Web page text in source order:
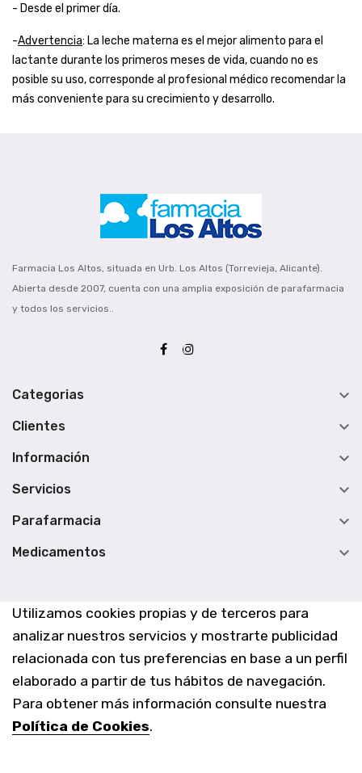
Utilizamos cookies propias y de terceros para
analizar nuestros servicios y mostrarte publicidad
relacionada con tus preferencias en base a un perfil
elaborado a partir de tus hábitos de navegación.
Para obtener más información consulte nuestra
Política de Cookies.
- Desde el primer día.
-Advertencia: La leche materna es el mejor alimento para el
lactante durante los primeros meses de vida, cuando no es
posible su uso, corresponde al profesional médico recomendar la
más conveniente para su crecimiento y desarrollo.
Farmacia Los Altos, situada en Urb. Los Altos (Torrevieja, Alicante).
Abierta desde 2007, cuenta con una amplia exposición de parafarmacia
y todos los servicios..
Categorias 
Clientes 
Información 
Servicios 
Parafarmacia 
Medicamentos 